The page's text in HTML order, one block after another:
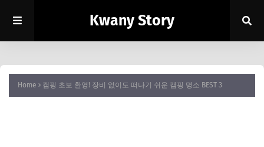
Kwany Story
Home 캠핑 초보 환영! 장비 없이도 떠나기 쉬운 캠핑 명소 BEST 3